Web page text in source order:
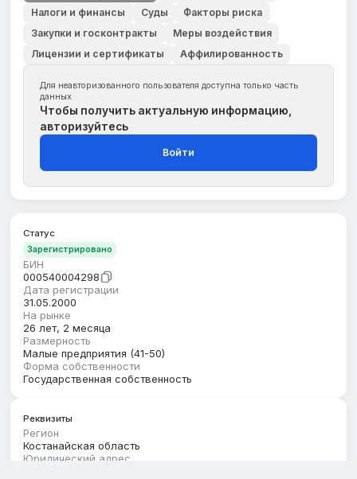
Налоги и финансы
Суды
Факторы риска
Закупки и госконтракты
Меры воздействия
Лицензии и сертификаты
Аффилированность
Для неавторизованного пользователя доступна только часть
данных
Чтобы получить актуальную информацию,
авторизуйтесь
Войти
Статус
Зарегистрировано
БИН
000540004298
Дата регистрации
31.05.2000
На рынке
26 лет, 2 месяца
Размерность
Малые предприятия (41-50)
Форма собственности
Государственная собственность
Реквизиты
Регион
Костанайская область
Юридический адрес